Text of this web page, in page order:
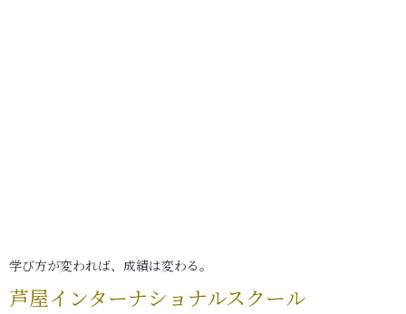
学び方が変われば、成績は変わる。
芦屋インターナショナルスクール